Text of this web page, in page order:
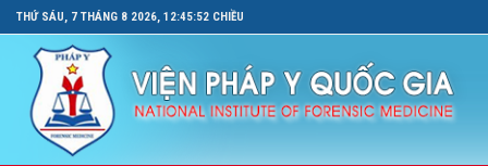
THỨ SÁU, 7 THÁNG 8 2026, 12:45:52 CHIỀU